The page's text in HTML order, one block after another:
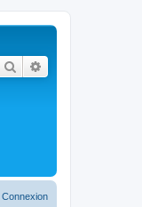
Rechercher
Connexion